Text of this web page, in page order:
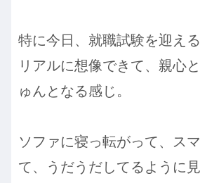
特に今日、就職試験を迎え
リアルに想像できて、親心
ゅんとなる感じ。
ソファに寝っ転がって、ス
て、うだうだしてるように